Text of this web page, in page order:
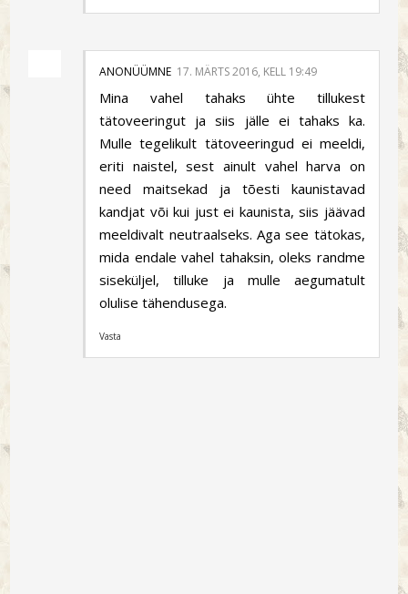
ANONÜÜMNE 17. MÄRTS 2016, KELL 19:49
Mina vahel tahaks ühte tillukest
tätoveeringut ja siis jälle ei tahaks ka.
Mulle tegelikult tätoveeringud ei meeldi,
eriti naistel, sest ainult vahel harva on
need maitsekad ja tõesti kaunistavad
kandjat või kui just ei kaunista, siis jäävad
meeldivalt neutraalseks. Aga see tätokas,
mida endale vahel tahaksin, oleks randme
siseküljel, tilluke ja mulle aegumatult
olulise tähendusega.
Vasta